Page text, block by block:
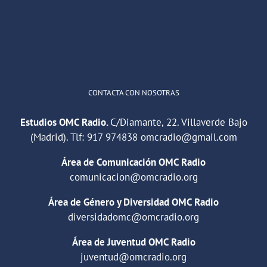
CONTACTA CON NOSOTRAS
Estudios OMC Radio.C/Diamante, 22. Villaverde Bajo
(Madrid). Tlf: 917 974838 omcradio@gmail.com
Área de Comunicación OMC Radio
comunicacion@omcradio.org
Área de Género y Diversidad OMC Radio
diversidadomc@omcradio.org
Área de Juventud OMC Radio
juventud@omcradio.org